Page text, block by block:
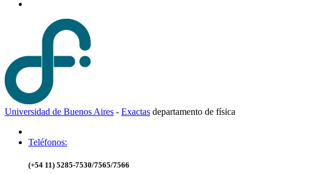
Universidad de Buenos Aires - Exactas departamento de física
Teléfonos:
(+54 11) 5285-7530/7565/7566